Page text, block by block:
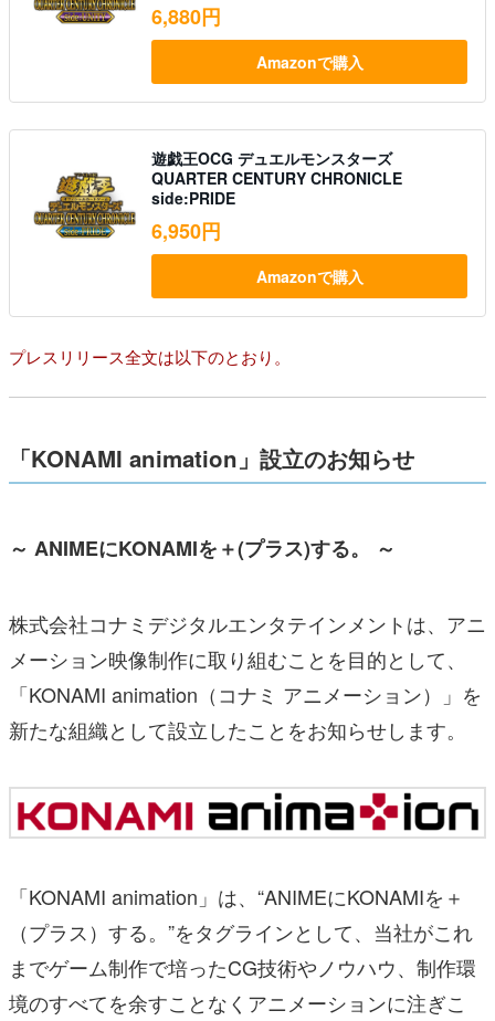
6,880円
Amazonで購入
遊戯王OCG デュエルモンスターズ
QUARTER CENTURY CHRONICLE
side:PRIDE
6,950円
Amazonで購入
プレスリリース全文は以下のとおり。
「KONAMI animation」設立のお知らせ
～ ANIMEにKONAMIを＋(プラス)する。 ～
株式会社コナミデジタルエンタテインメントは、アニ
メーション映像制作に取り組むことを目的として、
「KONAMI animation（コナミ アニメーション）」を
新たな組織として設立したことをお知らせします。
「KONAMI animation」は、“ANIMEにKONAMIを＋
（プラス）する。”をタグラインとして、当社がこれ
までゲーム制作で培ったCG技術やノウハウ、制作環
境のすべてを余すことなくアニメーションに注ぎこ